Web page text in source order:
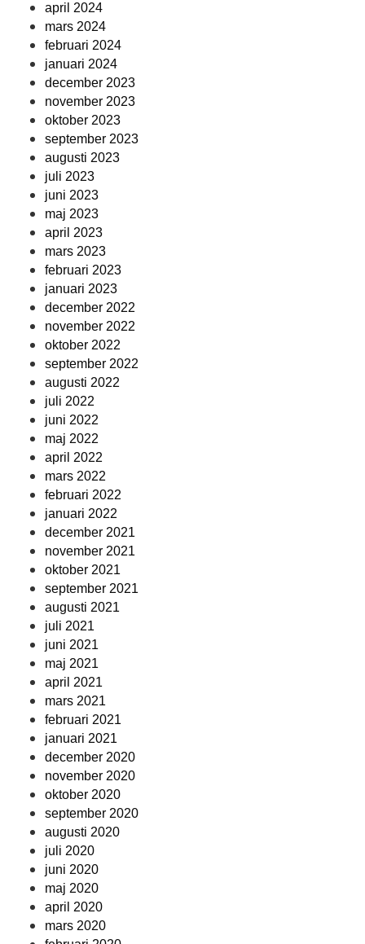
april 2024
mars 2024
februari 2024
januari 2024
december 2023
november 2023
oktober 2023
september 2023
augusti 2023
juli 2023
juni 2023
maj 2023
april 2023
mars 2023
februari 2023
januari 2023
december 2022
november 2022
oktober 2022
september 2022
augusti 2022
juli 2022
juni 2022
maj 2022
april 2022
mars 2022
februari 2022
januari 2022
december 2021
november 2021
oktober 2021
september 2021
augusti 2021
juli 2021
juni 2021
maj 2021
april 2021
mars 2021
februari 2021
januari 2021
december 2020
november 2020
oktober 2020
september 2020
augusti 2020
juli 2020
juni 2020
maj 2020
april 2020
mars 2020